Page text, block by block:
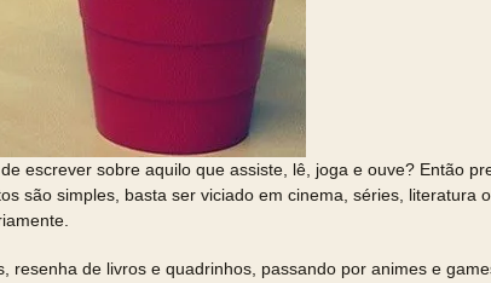
escrever sobre aquilo que assiste, lê, joga e ouve? Então
são simples, basta ser viciado em cinema, séries,
de livros e quadrinhos, passando por animes e